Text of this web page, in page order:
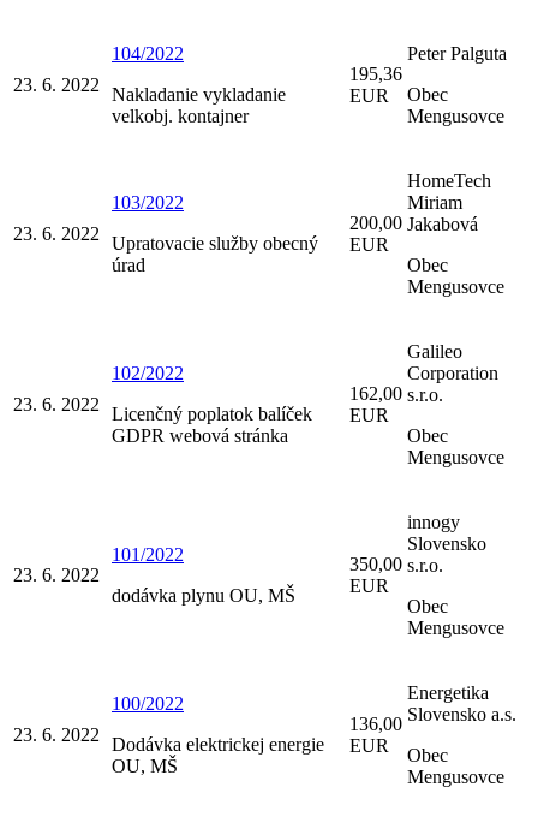
23. 6. 2022
104/2022
Nakladanie vykladanie
velkobj. kontajner
195,36
EUR
Peter Palguta
Obec
Mengusovce
23. 6. 2022
103/2022
Upratovacie služby obecný
úrad
200,00
EUR
HomeTech
Miriam
Jakabová
Obec
Mengusovce
23. 6. 2022
102/2022
Licenčný poplatok balíček
GDPR webová stránka
162,00
EUR
Galileo
Corporation
s.r.o.
Obec
Mengusovce
23. 6. 2022
101/2022
dodávka plynu OU, MŠ
350,00
EUR
innogy
Slovensko
s.r.o.
Obec
Mengusovce
23. 6. 2022
100/2022
Dodávka elektrickej energie
OU, MŠ
136,00
EUR
Energetika
Slovensko a.s.
Obec
Mengusovce